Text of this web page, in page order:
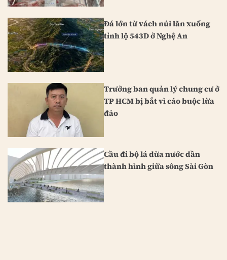
Đá lớn từ vách núi lăn xuống
tỉnh lộ 543D ở Nghệ An
Trưởng ban quản lý chung cư ở
TP HCM bị bắt vì cáo buộc lừa
đảo
Cầu đi bộ lá dừa nước dần
thành hình giữa sông Sài Gòn